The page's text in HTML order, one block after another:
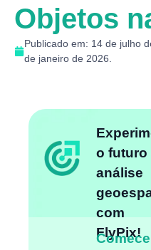
Objetos
Publicado em: 14 de julho
de janeiro de 2026.
o futuro
análise
com
FlyPix!
Comece